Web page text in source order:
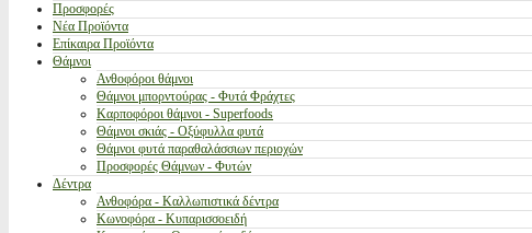
Προσφορές
Νέα Προϊόντα
Επίκαιρα Προϊόντα
Θάμνοι
Ανθοφόροι θάμνοι
Θάμνοι μπορντούρας - Φυτά Φράχτες
Καρποφόροι θάμνοι - Superfoods
Θάμνοι σκιάς - Οξύφυλλα φυτά
Θάμνοι φυτά παραθαλάσσιων περιοχών
Προσφορές Θάμνων - Φυτών
Δέντρα
Ανθοφόρα - Καλλωπιστικά δέντρα
Κωνοφόρα - Κυπαρισσοειδή